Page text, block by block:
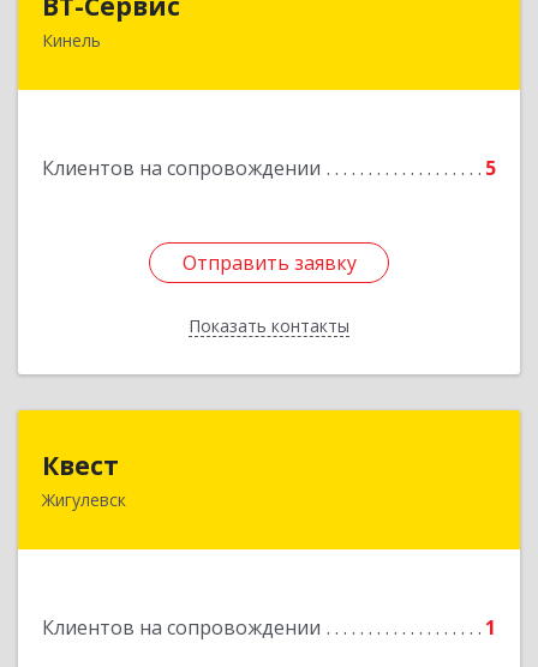
Кинель
Клиентов на сопровождении 5
Отправить заявку
Показать контакты
446436, Самарская обл, Кинель г, Маяковского
Отправить заявку
Назад
Квест
Жигулевск
Клиентов на сопровождении 1
445350, Самарская обл., Жигулевск, ул.Пушкина,